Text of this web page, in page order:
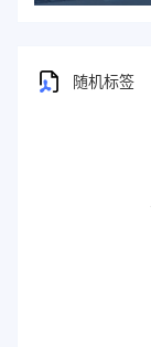
随机标签